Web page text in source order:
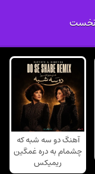
آهنگ دو سه شبه که
چشمام به دره غمگین
ریمیکس